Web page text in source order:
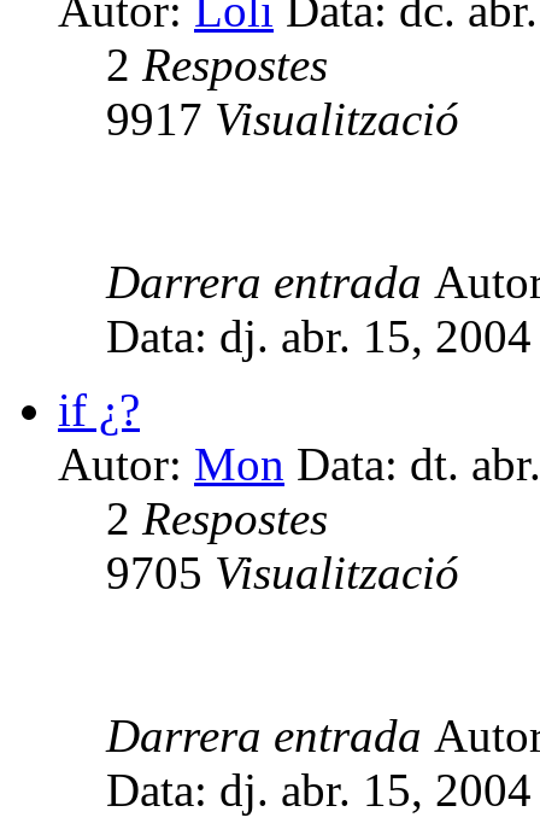
2 Respostes
9917 Visualització
Darrera entrada
Data: dj. abr. 15,
if ¿?
Autor: Mon Data: dt.
2 Respostes
9705 Visualització
Darrera entrada
Data: dj. abr. 15,